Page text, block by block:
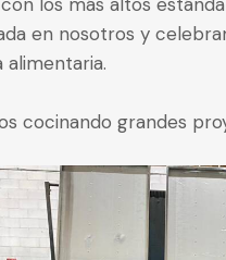
en nosotros y
alimentaria.
cocinando grandes